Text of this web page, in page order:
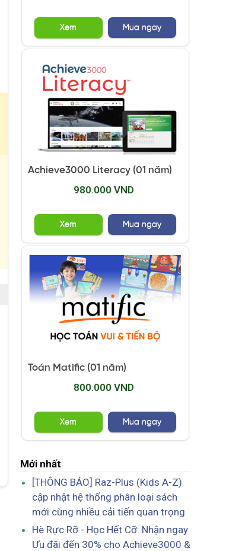
Xem Mua ngay
Achieve3000 Literacy (01 năm)
980.000 VND
Xem Mua ngay
Toán Matific (01 năm)
800.000 VND
Xem Mua ngay
Mới nhất
[THÔNG BÁO] Raz-Plus (Kids A-Z)
cập nhật hệ thống phân loại sách
mới cùng nhiều cải tiến quan trọng
Hè Rực Rỡ - Học Hết Cỡ: Nhận ngay
Ưu đãi đến 30% cho Achieve3000 &